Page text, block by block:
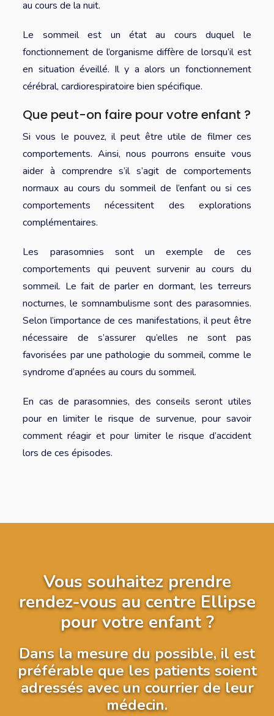
au cours de la nuit.
Le sommeil est un état au cours duquel le
fonctionnement de l’organisme diffère de lorsqu’il est
en situation éveillé. Il y a alors un fonctionnement
cérébral, cardiorespiratoire bien spécifique.
Que peut-on faire pour votre enfant ?
Si vous le pouvez, il peut être utile de filmer ces
comportements. Ainsi, nous pourrons ensuite vous
aider à comprendre s’il s’agit de comportements
normaux au cours du sommeil de l’enfant ou si ces
comportements nécessitent des explorations
complémentaires.
Les parasomnies sont un exemple de ces
comportements qui peuvent survenir au cours du
sommeil. Le fait de parler en dormant, les terreurs
nocturnes, le somnambulisme sont des parasomnies.
Selon l’importance de ces manifestations, il peut être
nécessaire de s’assurer qu’elles ne sont pas
favorisées par une pathologie du sommeil, comme le
syndrome d’apnées au cours du sommeil.
En cas de parasomnies, des conseils seront utiles
pour en limiter le risque de survenue, pour savoir
comment réagir et pour limiter le risque d’accident
lors de ces épisodes.
Vous souhaitez prendre
rendez-vous au centre Ellipse
pour votre enfant ?
Dans la mesure du possible, il est
préférable que les patients soient
adressés avec un courrier de leur
médecin.